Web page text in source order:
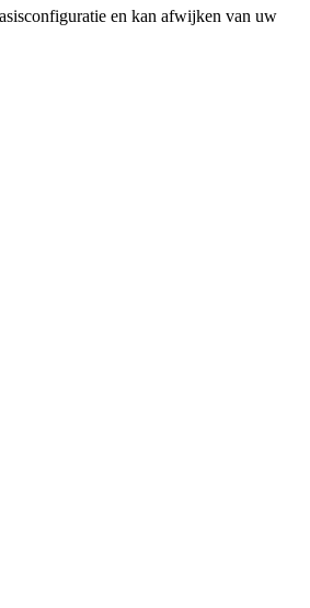
en kan afwijken van uw